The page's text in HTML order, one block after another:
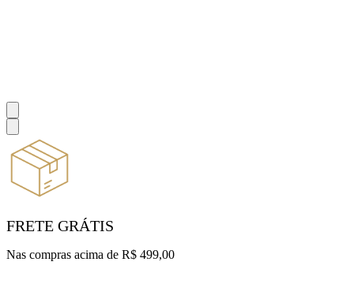
FRETE GRÁTIS
Nas compras acima de R$ 499,00